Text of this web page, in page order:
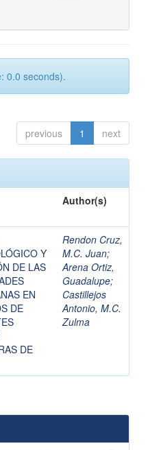
0.0 seconds).
previous 1 next
Author(s)
Y
DE LAS
EN
DE
DE
Rendon Cruz,
M.C. Juan;
Arena Ortiz,
Guadalupe;
Castillejos
Antonio, M.C.
Zulma